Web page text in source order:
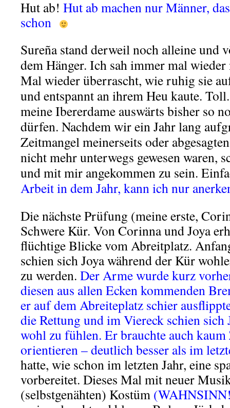
Hut ab! Hut ab machen nur Männer,
schon
Sureña stand derweil noch alleine und
dem Hänger. Ich sah immer mal
Mal wieder überrascht, wie ruhig sie
und entspannt an ihrem Heu kaute.
meine Ibererdame auswärts bisher so
dürfen. Nachdem wir ein Jahr lang
Zeitmangel meinerseits oder
nicht mehr unterwegs gewesen waren,
und mit mir angekommen zu sein.
Arbeit in dem Jahr, kann ich nur
Die nächste Prüfung (meine erste,
Schwere Kür. Von Corinna und Joya
flüchtige Blicke vom Abreitplatz.
schien sich Joya während der Kür
zu werden. Der Arme wurde kurz
diesen aus allen Ecken kommenden
er auf dem Abreiteplatz schier
die Rettung und im Viereck schien
wohl zu fühlen. Er brauchte auch
orientieren – deutlich besser als im
hatte, wie schon im letzten Jahr, eine
vorbereitet. Dieses Mal mit neuer
(selbstgenähten) Kostüm